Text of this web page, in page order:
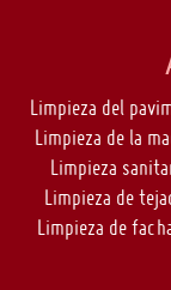
Limpieza del
Limpieza de la
Limpieza
Limpieza de
Limpieza de